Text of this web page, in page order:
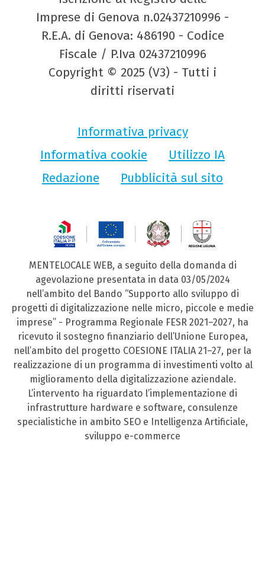
Imprese di Genova n.02437210996 -
R.E.A. di Genova: 486190 - Codice
Fiscale / P.Iva 02437210996
Copyright © 2025 (V3) - Tutti i
diritti riservati
Informativa privacy
Informativa cookie
Utilizzo IA
Redazione
Pubblicità sul sito
MENTELOCALE WEB, a seguito della domanda di
agevolazione presentata in data 03/05/2024
nell’ambito del Bando “Supporto allo sviluppo di
progetti di digitalizzazione nelle micro, piccole e medie
imprese” - Programma Regionale FESR 2021–2027, ha
ricevuto il sostegno finanziario dell’Unione Europea,
nell’ambito del progetto COESIONE ITALIA 21–27, per la
realizzazione di un programma di investimenti volto al
miglioramento della digitalizzazione aziendale.
L’intervento ha riguardato l’implementazione di
infrastrutture hardware e software, consulenze
specialistiche in ambito SEO e Intelligenza Artificiale,
sviluppo e-commerce